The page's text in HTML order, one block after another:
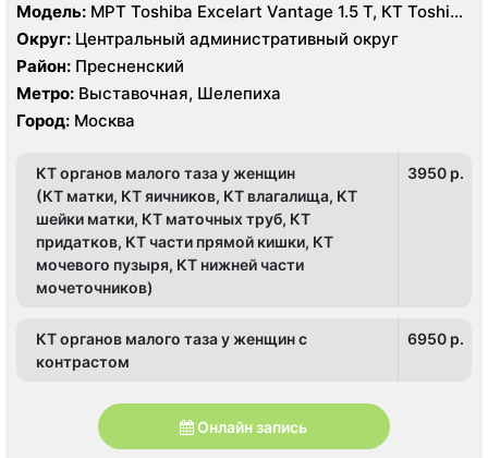
Модель: МРТ Toshiba Excelart Vantage 1.5 Т, КТ Toshiba
AQUILION RXL 16 срезов
Округ: Центральный административный округ
Район: Пресненский
Метро: Выставочная, Шелепиха
Город: Москва
КТ органов малого таза у женщин
(КТ матки, КТ яичников, КТ влагалища, КТ
шейки матки, КТ маточных труб, КТ
придатков, КТ части прямой кишки, КТ
мочевого пузыря, КТ нижней части
мочеточников)
3950 p.
КТ органов малого таза у женщин с
контрастом
6950 p.
Онлайн запись